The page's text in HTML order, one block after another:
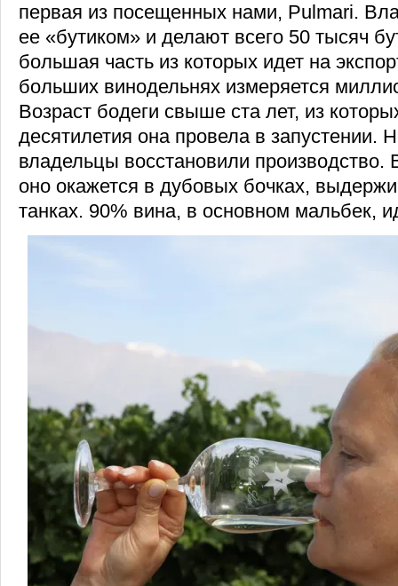
первая из посещенных нами, Pulmari.
ее «бутиком» и делают всего 50 тысяч
большая часть из которых идет на
больших винодельнях измеряется
Возраст бодеги свыше ста лет, из
десятилетия она провела в запустении.
владельцы восстановили
оно окажется в дубовых бочках,
танках. 90% вина, в основном мальбек,